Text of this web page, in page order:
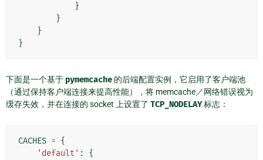
}
}
}
}
下面是一个基于 pymemcache 的后端配置实例，它启用了客户端池
（通过保持客户端连接来提高性能），将 memcache／网络错误视为
缓存失效，并在连接的 socket 上设置了 TCP_NODELAY标志：
CACHES = {
'default' :
{